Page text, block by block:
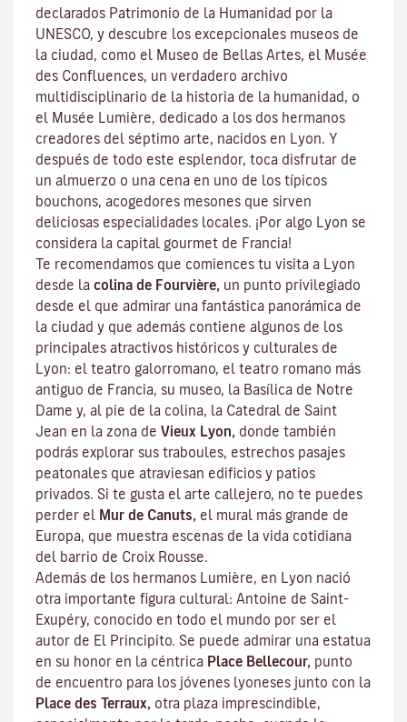
declarados Patrimonio de la Humanidad por la
UNESCO, y descubre los excepcionales museos de
la ciudad , como el Museo de Bellas Artes, el Musée
des Confluences, un verdadero archivo
multidisciplinario de la historia de la humanidad, o
el Musée Lumière, dedicado a los dos hermanos
creadores del séptimo arte, nacidos en Lyon. Y
después de todo este esplendor, toca disfrutar de
un almuerzo o una cena en uno de los típicos
bouchons, acogedores mesones que sirven
deliciosas especialidades locales. ¡Por algo Lyon se
considera la capital gourmet de Francia!
Te recomendamos que comiences tu visita a Lyon
desde la colina de Fourvière, un punto privilegiado
desde el que admirar una fantástica panorámica de
la ciudad y que además contiene algunos de los
principales atractivos históricos y culturales de
Lyon: el teatro galorromano, el teatro romano más
antiguo de Francia, su museo, la Basílica de Notre
Dame y, al pie de la colina, la Catedral de Saint
Jean en la zona de Vieux Lyon, donde también
podrás explorar sus traboules, estrechos pasajes
peatonales que atraviesan edificios y patios
privados. Si te gusta el arte callejero, no te puedes
perder el Mur de Canuts, el mural más grande de
Europa, que muestra escenas de la vida cotidiana
del barrio de Croix Rousse.
Además de los hermanos Lumière, en Lyon nació
otra importante figura cultural: Antoine de Saint-
Exupéry, conocido en todo el mundo por ser el
autor de El Principito. Se puede admirar una estatua
en su honor en la céntrica Place Bellecour, punto
de encuentro para los jóvenes lyoneses junto con la
Place des Terraux, otra plaza imprescindible,